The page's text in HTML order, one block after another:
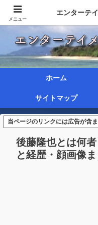
ホーム
サイトマップ
当ページのリンクには広告が含ま
後藤隆也とは何
と経歴・顔画像
メニュー
エンターテ